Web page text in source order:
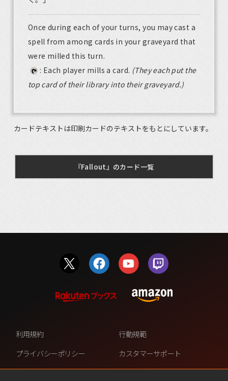
Once during each of your turns, you may cast a
spell from among cards in your graveyard that
were milled this turn.
: Each player mills a card. (They each put the
top card of their library into their graveyard.)
カードテキストは印刷カードのテキストをもとにしています。
『Fallout』のカード一覧
利用規約
行動規範
プライバシーポリシー
カスタマーサポート
ファンコンテンツ・ポリシー
個人情報の販売や共有を許可し